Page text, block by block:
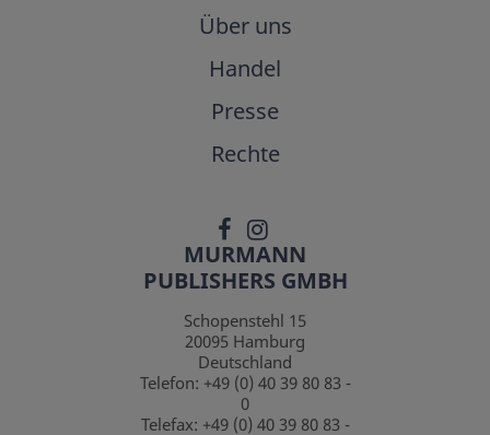
Über uns
Handel
Presse
Rechte
MURMANN
PUBLISHERS GMBH
Schopenstehl 15
20095 Hamburg
Deutschland
Telefon: +49 (0) 40 39 80 83 -
0
Telefax: +49 (0) 40 39 80 83 -